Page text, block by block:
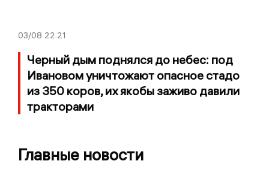
03/08 22:21
Черный дым поднялся до небес: под
Ивановом уничтожают опасное стадо
из 350 коров, их якобы заживо давили
тракторами
Главные новости